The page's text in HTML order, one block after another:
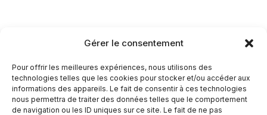
Gérer le consentement
Pour offrir les meilleures expériences, nous utilisons des
technologies telles que les cookies pour stocker et/ou accéder aux
informations des appareils. Le fait de consentir à ces technologies
nous permettra de traiter des données telles que le comportement
de navigation ou les ID uniques sur ce site. Le fait de ne pas
À propos
Mentions légales
Politique de confidentialité